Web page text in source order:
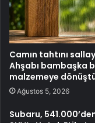
Camın tahtını
Ahşabı bambaşka
malzemeye
Ağustos 5, 2026
Subaru,